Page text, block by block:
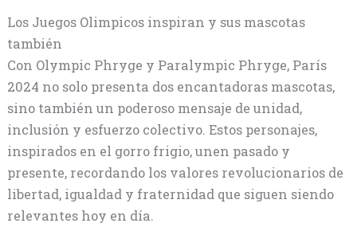
Los Juegos Olimpicos inspiran y sus mascotas
también
Con Olympic Phryge y Paralympic Phryge, París
2024 no solo presenta dos encantadoras mascotas,
sino también un poderoso mensaje de unidad,
inclusión y esfuerzo colectivo. Estos personajes,
inspirados en el gorro frigio, unen pasado y
presente, recordando los valores revolucionarios de
libertad, igualdad y fraternidad que siguen siendo
relevantes hoy en día.